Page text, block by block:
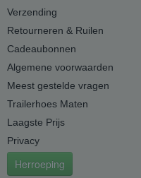
Verzending
Retourneren & Ruilen
Cadeaubonnen
Algemene voorwaarden
Meest gestelde vragen
Trailerhoes Maten
Laagste Prijs
Privacy
Herroeping